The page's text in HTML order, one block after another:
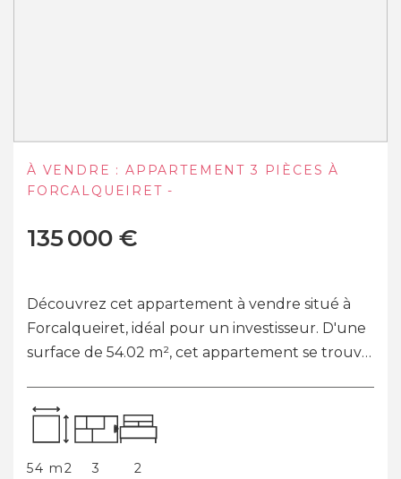
APPARTEMENT T3 (56 M²) EN VENTE À LA
ROQUEBRUSSANNE
135 000 €
En vente : venez découvrir à LA
ROQUEBRUSSANNE (83136) cet appartement
T3 au calme de 56,4 m². Situé au premier et
56 m2 3 2